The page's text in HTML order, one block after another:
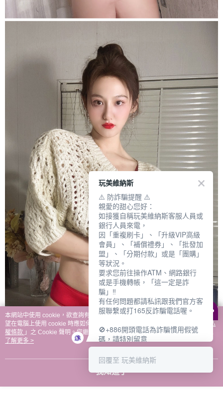
本網站中使用 cookie，欲查詢有關本網站使用 cookie 方式之詳情，及若您不希
望在電腦上使用 cookie 時應如何變更電腦的 cookie 設定，請參閱本網站「
隱私
權條款 」之 Cookie 聲明。您繼續使用本網站即表示您同意本公司得按本網站使
用條款之 Cookie 聲明使用 cookie。
了解更多 >
我知道了
玩美維納斯
⚠️ 防詐騙提醒 ⚠️
親愛的甜心您好：
如接獲自稱玩美維納斯客服人員或
銀行人員來電，
因「重複刷卡」、「升級VIP高級
會員」、「補償禮券」、「批發加
盟」、「分期付款」或是「團購」
等狀況。
要求您前往操作ATM、網路銀行
或是手機轉帳，「這一定是詐
騙」‼️
有任何問題都請私訊跟我們官方客
服聯繫或打165反詐騙電話喔。
🚫+886開頭電話為詐騙慣用假號
碼，請特別留意
－－－－－－－－－－－－
如何聯繫玩美維納斯客服?
📆週一至週五
⏰上午 8:30-下午17:30
回覆至 玩美維納斯